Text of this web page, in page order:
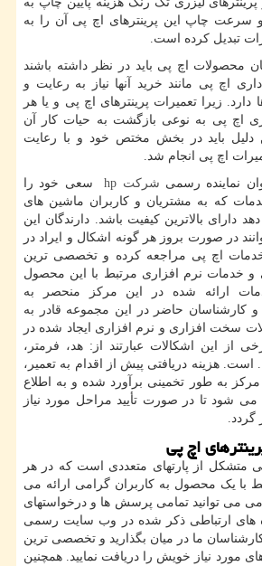
چاپ این پرینترهای اچ پی آن را به
تبدیل کرده است.
محصولات اچ پی باید در نظر داشته باشند
اچ پی مانند خرید آنها نیاز به رعایت و
دارد. زیرا تعمیرات پرینترهای اچ پی و یا هر
اچ پی به نوعی بازگشت به حیات کار آن
باید در بخش مختص خود و با رعایت
اچ پی انجام شد.
نماینده رسمی شرکت hpسعی خود را
که به مشتریان و کاربران ماشین های
دارای بالاترین کیفیت باشد. دارندگان این
در صورت بروز هر گونه اشکال و ایراد در
اچ پی مراجعه کرده و تخصصی ترین
خدمات نرم افزاری مرتبط با این محصول
ارائه شده در این مرکز منحصر به
حاضر در این مجموعه قادر به
سخت افزاری و نرم افزاری ایجاد شده در
از این اشکالات عبارتند از: هد، فرمتر،
است. هزینه دریافتی پیش از اقدام به تعمیر،
به طور تخمینی برآورد شده و به اطلاع
شود تا در صورت تأیید مراحل مورد نیاز
اچ پی
متشکل از پارتهای متعددی است که در هر
با یک محصول به کاربران گرامی ارائه می
می توانید تمامی پرسش ها و درخواستهای
های ارتباطی ذکر شده در وب سایت رسمی
ما در میان بگذارید و تخصصی ترین
مورد نیاز خویش را دریافت نمایید. همچنین